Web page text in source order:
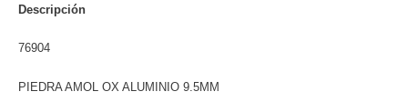
Descripción
76904
PIEDRA AMOL OX ALUMINIO 9.5MM